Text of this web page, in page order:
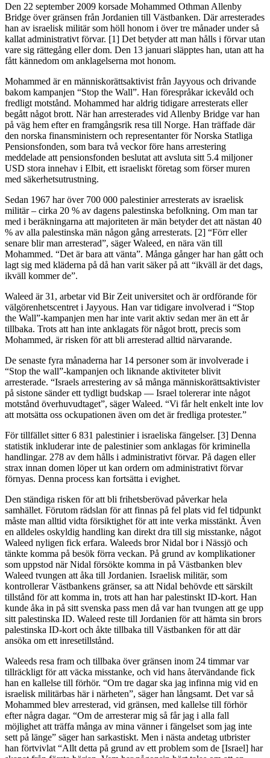
Den 22 september 2009 korsade Mohammed Othman Allenby
Bridge över gränsen från Jordanien till Västbanken. Där arresterades
han av israelisk militär som höll honom i över tre månader under så
kallat administrativt förvar. [1] Det betyder att man hålls i förvar utan
vare sig rättegång eller dom. Den 13 januari släpptes han, utan att ha
fått kännedom om anklagelserna mot honom.
Mohammed är en människorättsaktivist från Jayyous och drivande
bakom kampanjen “Stop the Wall”. Han förespråkar ickevåld och
fredligt motstånd. Mohammed har aldrig tidigare arresterats eller
begått något brott. När han arresterades vid Allenby Bridge var han
på väg hem efter en framgångsrik resa till Norge. Han träffade där
den norska finansministern och representanter för Norska Statliga
Pensionsfonden, som bara två veckor före hans arrestering
meddelade att pensionsfonden beslutat att avsluta sitt 5.4 miljoner
USD stora innehav i Elbit, ett israeliskt företag som förser muren
med säkerhetsutrustning.
Sedan 1967 har över 700 000 palestinier arresterats av israelisk
militär – cirka 20 % av dagens palestinska befolkning. Om man tar
med i beräkningarna att majoriteten är män betyder det att nästan 40
% av alla palestinska män någon gång arresterats. [2] “Förr eller
senare blir man arresterad”, säger Waleed, en nära vän till
Mohammed. “Det är bara att vänta”. Många gånger har han gått och
lagt sig med kläderna på då han varit säker på att “ikväll är det dags,
ikväll kommer de”.
Waleed är 31, arbetar vid Bir Zeit universitet och är ordförande för
välgörenhetscentret i Jayyous. Han var tidigare involverad i “Stop
the Wall”-kampanjen men har inte varit aktiv sedan mer än ett år
tillbaka. Trots att han inte anklagats för något brott, precis som
Mohammed, är risken för att bli arresterad alltid närvarande.
De senaste fyra månaderna har 14 personer som är involverade i
“Stop the wall”-kampanjen och liknande aktiviteter blivit
arresterade. “Israels arrestering av så många människorättsaktivister
på sistone sänder ett tydligt budskap — Israel tolererar inte något
motstånd överhuvudtaget”, säger Waleed. “Vi får helt enkelt inte lov
att motsätta oss ockupationen även om det är fredliga protester.”
För tillfället sitter 6 831 palestinier i israeliska fängelser. [3] Denna
statistik inkluderar inte de palestinier som anklagas för kriminella
handlingar. 278 av dem hålls i administrativt förvar. På dagen eller
strax innan domen löper ut kan ordern om administrativt förvar
förnyas. Denna process kan fortsätta i evighet.
Den ständiga risken för att bli frihetsberövad påverkar hela
samhället. Förutom rädslan för att finnas på fel plats vid fel tidpunkt
måste man alltid vidta försiktighet för att inte verka misstänkt. Även
en alldeles oskyldig handling kan direkt dra till sig misstanke, något
Waleed nyligen fick erfara. Waleeds bror Nidal bor i Nässjö och
tänkte komma på besök förra veckan. På grund av komplikationer
som uppstod när Nidal försökte komma in på Västbanken blev
Waleed tvungen att åka till Jordanien. Israelisk militär, som
kontrollerar Västbankens gränser, sa att Nidal behövde ett särskilt
tillstånd för att komma in, trots att han har palestinskt ID-kort. Han
kunde åka in på sitt svenska pass men då var han tvungen att ge upp
sitt palestinska ID. Waleed reste till Jordanien för att hämta sin brors
palestinska ID-kort och åkte tillbaka till Västbanken för att där
ansöka om ett inresetillstånd.
Waleeds resa fram och tillbaka över gränsen inom 24 timmar var
tillräckligt för att väcka misstanke, och vid hans återvändande fick
han en kallelse till förhör. “Om tre dagar ska jag infinna mig vid en
israelisk militärbas här i närheten”, säger han långsamt. Det var så
Mohammed blev arresterad, vid gränsen, med kallelse till förhör
efter några dagar. “Om de arresterar mig så får jag i alla fall
möjlighet att träffa många av mina vänner i fängelset som jag inte
sett på länge” säger han sarkastiskt. Men i nästa andetag utbrister
han förtvivlat “Allt detta på grund av ett problem som de [Israel] har